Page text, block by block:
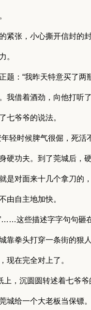
紧张，小心撕开信封的
。
题：“我昨天特意买了
我借着酒劲，向他打听
七爷爷的说法。
轻时候脾气很倔，死
硬功夫。到了莞城后，
是对面来十几个拿刀的
由自主地加快。
”……这些描述字字句句
靠拳头打穿一条街的狠人
现在完全对上了。
，沉圆圆转述着七爷爷
城给一个大老板当保镖